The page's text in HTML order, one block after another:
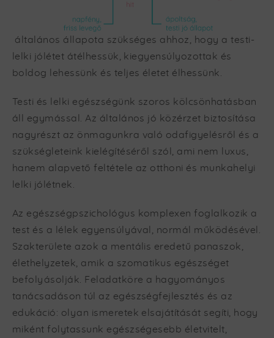
általános állapota szükséges ahhoz, hogy a testi-
lelki jólétet átélhessük, kiegyensúlyozottak és
boldog lehessünk és teljes életet élhessünk.
Testi és lelki egészségünk szoros kölcsönhatásban
áll egymással. Az általános jó közérzet biztosítása
nagyrészt az önmagunkra való odafigyelésről és a
szükségleteink kielégítéséről szól, ami nem luxus,
hanem alapvető feltétele az otthoni és munkahelyi
lelki jólétnek.
Az egészségpszichológus komplexen foglalkozik a
test és a lélek egyensúlyával, normál működésével.
Szakterülete azok a mentális eredetű panaszok,
élethelyzetek, amik a szomatikus egészséget
befolyásolják. Feladatköre a hagyományos
tanácsadáson túl az egészségfejlesztés és az
edukáció: olyan ismeretek elsajátítását segíti, hogy
miként folytassunk egészségesebb életvitelt,